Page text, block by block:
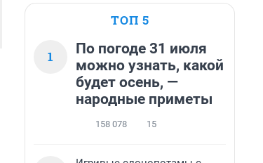
ТОП 5
1
По погоде 31 июля
можно узнать, какой
будет осень, —
народные приметы
158 078 15